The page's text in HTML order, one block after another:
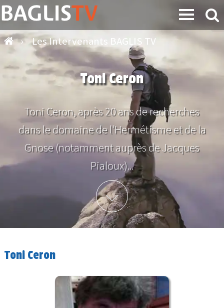
› Les Intervenants BAGLIS TV
Toni Ceron
Toni Ceron, après 20 ans de recherches
dans le domaine de l'Hermétisme et de la
Gnose (notamment auprès de Jacques
Pialoux)...
Plus d'info
Toni Ceron